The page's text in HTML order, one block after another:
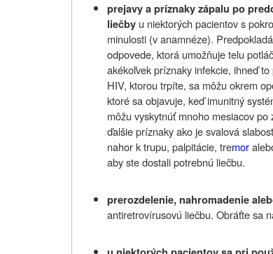
prejavy a príznaky zápalu po
liečby u niektorých pacientov s
minulosti (v anamnéze).
odpovede, ktorá umožňuje telu
akékoľvek príznaky infekcie, ihneď
HIV, ktorou trpíte, sa môžu okrem
ktoré sa objavuje, keď imunitný
môžu vyskytnúť mnoho mesiacov
ďalšie príznaky ako je svalová
nahor k trupu, palpitácie, tremor
aby ste dostali potrebnú liečbu.
prerozdelenie, nahromadenie
antiretrovírusovú liečbu. Obráťte sa